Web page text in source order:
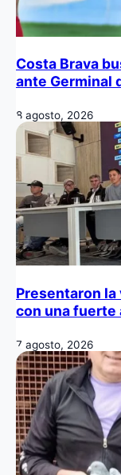
Costa Brava
ante Germinal
8 agosto, 2026
Presentaron la
con una fuerte
7 agosto, 2026